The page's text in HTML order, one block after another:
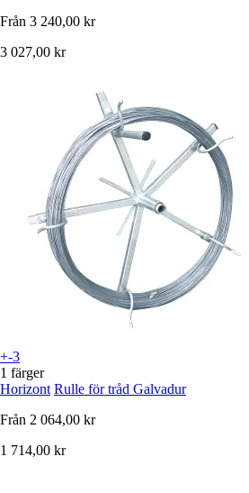
Från 3 240,00 kr
3 027,00 kr
+-3
1 färger
Horizont Rulle för tråd Galvadur
Från 2 064,00 kr
1 714,00 kr